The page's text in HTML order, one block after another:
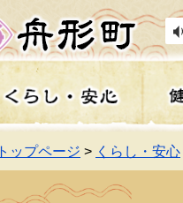
住民基本台帳
健康
妊娠・出産
入札情報
イベント・祭り
広報
トップページ > くらし・安心